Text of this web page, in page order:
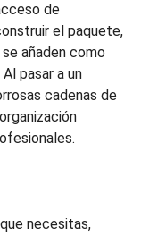
de
el paquete,
añaden como
pasar a un
cadenas de
necesitas,